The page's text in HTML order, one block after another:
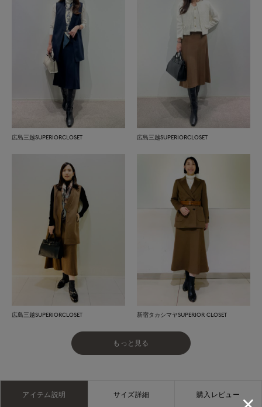
広島三越SUPERIORCLOSET 広島三越SUPERIORCLOSET
広島三越SUPERIORCLOSET 新宿タカシマヤSUPERIOR CLOSET
もっと見る
アイテム説明 サイズ詳細 購入レビュー